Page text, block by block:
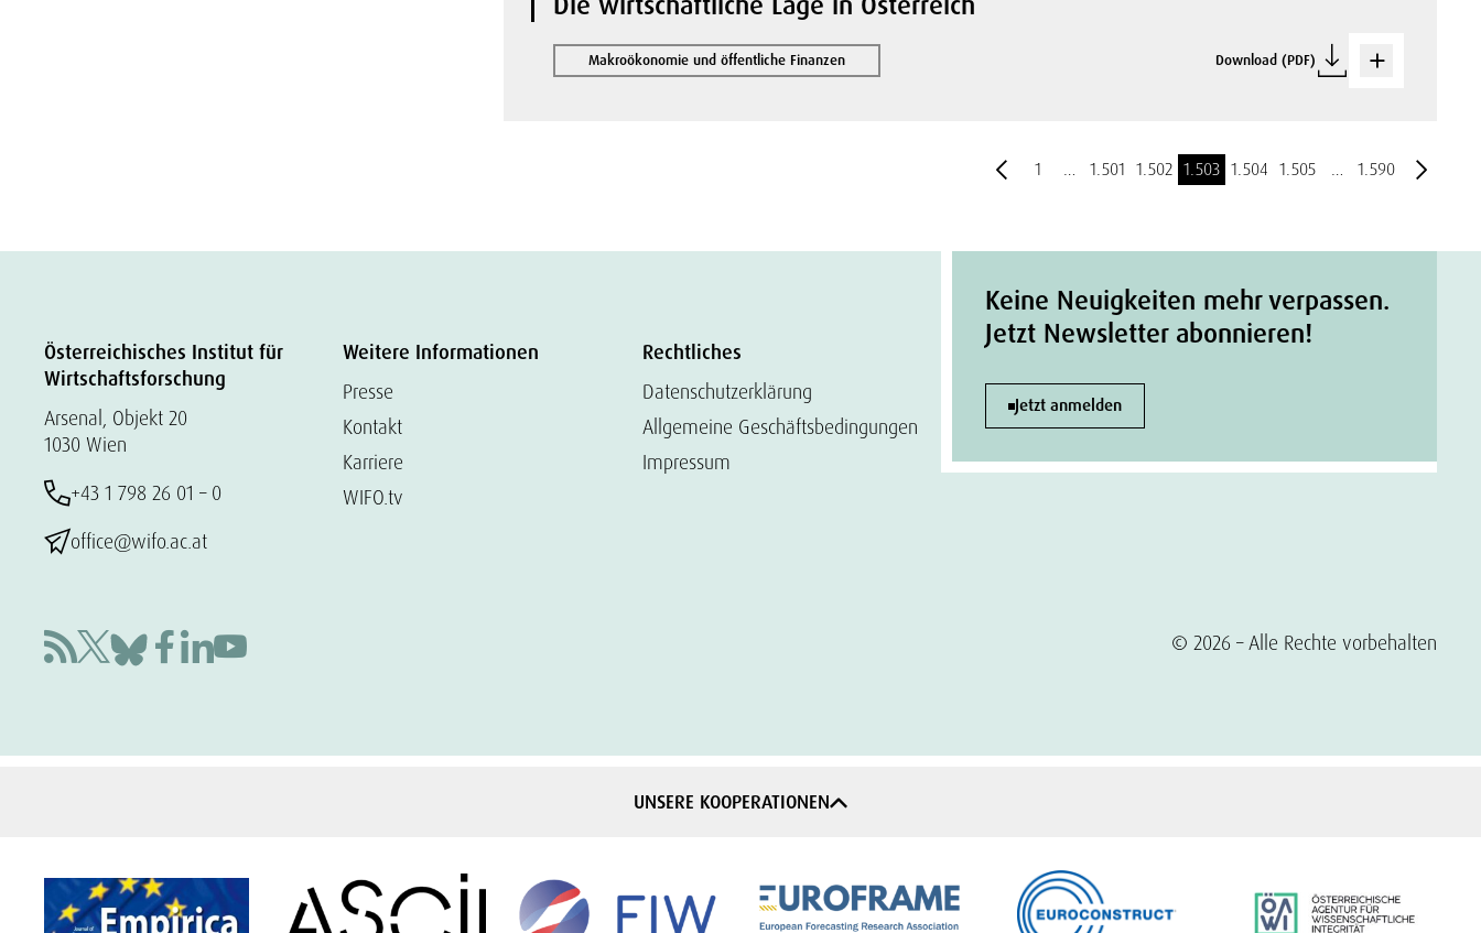
Makroökonomie und öffentliche Finanzen Download (PDF)
1 … 1.501 1.502 1.503 1.504 1.505 … 1.590
Österreichisches Institut für
Wirtschaftsforschung
Arsenal, Objekt 20
1030 Wien
+43 1 798 26 01 – 0
office@wifo.ac.at
Weitere Informationen
Presse
Kontakt
Karriere
WIFO.tv
Rechtliches
Datenschutzerklärung
Allgemeine Geschäftsbedingungen
Impressum
Keine Neuigkeiten mehr verpassen.
Jetzt Newsletter abonnieren!
Jetzt anmelden
© 2026 – Alle Rechte vorbehalten
UNSERE KOOPERATIONEN